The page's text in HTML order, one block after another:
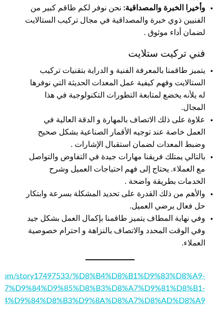
وأخيرا الخبرة والمصداقية: نحن نوفر لكم طاقم كبير من
الفنيين ذوي خبرة والمصداقية في مجال تركيب الستالايت
لضمان أداء موثوق .
فني تركيت ستلايت
يتميز طاقمنا بالمعرفة الفنية و الدراية بتقنيات تركيب
الستالايت وفهم كيفية عمل المعدات الحديثة التي نوفرها
له يلأنه يخضع لمتابعة التطورات التكنولوجية في هذا
المجال.
علاوة على ذلك الاتصاف بالمهارة و الدقة العالية في
العمل خاصة عند توجيه الأقمار الصناعية بشكل صحيح
وضبط المعدات لضمان استقبال الإشارات .
بالتالي يمتلك فريقنا مهارات جيدة في التفاوض والتواصل
مع العملاء. يحتاج إلى فهم احتياجات العميل وشرح
الخدمات بطريقة واضحة .
والأهم من ذلك القدرة على تحديد المشكلة بسرعة وابتكار
حل فعال يرضي العميل.
وفي نهاية المطاف يتميز طاقمنا بإكمال العمل بشكل جيد
وفي الوقت المحدد والاتصاف بالنزاهة و احترام خصوصية
العملاء.
story17497533/%D8%B4%D8%B1%D9%83%D8%A9-